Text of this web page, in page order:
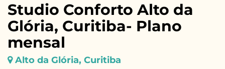
Studio Conforto Alto da
Glória, Curitiba- Plano
mensal
Alto da Glória, Curitiba